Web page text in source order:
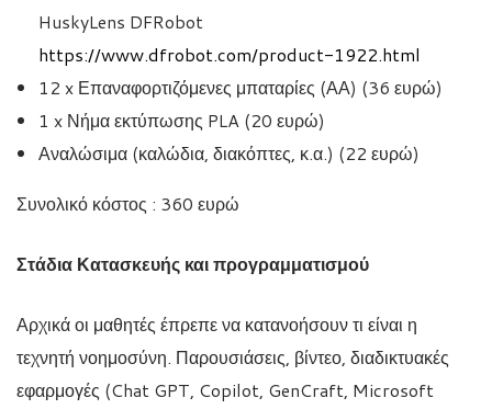
HuskyLens DFRobot
https://www.dfrobot.com/product-1922.html
12 x Επαναφορτιζόμενες μπαταρίες (ΑΑ) (36 ευρώ)
1 x Νήμα εκτύπωσης PLA (20 ευρώ)
Αναλώσιμα (καλώδια, διακόπτες, κ.α.) (22 ευρώ)
Συνολικό κόστος : 360 ευρώ
Στάδια Κατασκευής και προγραμματισμού
Αρχικά οι μαθητές έπρεπε να κατανοήσουν τι είναι η
τεχνητή νοημοσύνη. Παρουσιάσεις, βίντεο, διαδικτυακές
εφαρμογές (Chat GPT, Copilot, GenCraft, Microsoft